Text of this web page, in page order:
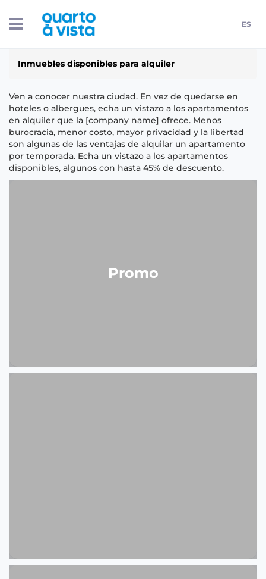
ES
Inmuebles disponibles para alquiler
Ven a conocer nuestra ciudad. En vez de quedarse en
hoteles o albergues, echa un vistazo a los apartamentos
en alquiler que la [company name] ofrece. Menos
burocracia, menor costo, mayor privacidad y la libertad
son algunas de las ventajas de alquilar un apartamento
por temporada. Echa un vistazo a los apartamentos
disponibles, algunos con hasta 45% de descuento.
Promo